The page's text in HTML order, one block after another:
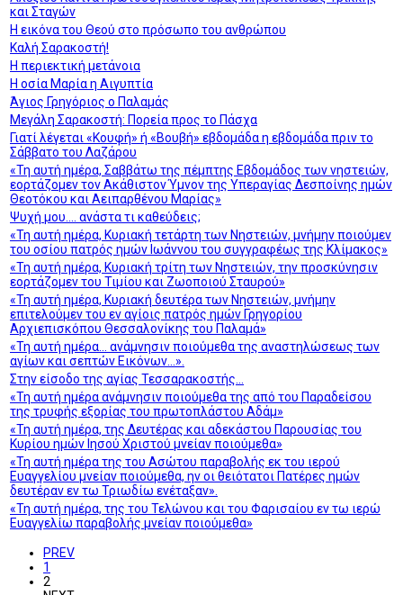
και Σταγών
Η εικόνα του Θεού στο πρόσωπο του ανθρώπου
Καλή Σαρακοστή!
Η περιεκτική μετάνοια
Η οσία Μαρία η Αιγυπτία
Άγιος Γρηγόριος ο Παλαμάς
Μεγάλη Σαρακοστή: Πορεία προς το Πάσχα
Γιατί λέγεται «Κουφή» ή «Βουβή» εβδομάδα η εβδομάδα πριν το
Σάββατο του Λαζάρου
«Τη αυτή ημέρα, Σαββάτω της πέμπτης Εβδομάδος των νηστειών,
εορτάζομεν τον Ακάθιστον Ύμνον της Υπεραγίας Δεσποίνης ημών
Θεοτόκου και Αειπαρθένου Μαρίας»
Ψυχή μου…. ανάστα τι καθεύδεις;
«Τη αυτή ημέρα, Κυριακή τετάρτη των Νηστειών, μνήμην ποιούμεν
του οσίου πατρός ημών Ιωάννου του συγγραφέως της Κλίμακος»
«Τη αυτή ημέρα, Κυριακή τρίτη των Νηστειών, την προσκύνησιν
εορτάζομεν του Τιμίου και Ζωοποιού Σταυρού»
«Τη αυτή ημέρα, Κυριακή δευτέρα των Νηστειών, μνήμην
επιτελούμεν του εν αγίοις πατρός ημών Γρηγορίου
Αρχιεπισκόπου Θεσσαλονίκης του Παλαμά»
«Τη αυτή ημέρα… ανάμνησιν ποιούμεθα της αναστηλώσεως των
αγίων και σεπτών Εικόνων…».
Στην είσοδο της αγίας Τεσσαρακοστής…
«Τη αυτή ημέρα ανάμνησιν ποιούμεθα της από του Παραδείσου
της τρυφής εξορίας του πρωτοπλάστου Αδάμ»
«Τη αυτή ημέρα, της Δευτέρας και αδεκάστου Παρουσίας του
Κυρίου ημών Ιησού Χριστού μνείαν ποιούμεθα»
«Τη αυτή ημέρα της του Ασώτου παραβολής εκ του ιερού
Ευαγγελίου μνείαν ποιούμεθα, ην οι θειότατοι Πατέρες ημών
δευτέραν εν τω Τριωδίω ενέταξαν».
«Τη αυτή ημέρα, της του Τελώνου και του Φαρισαίου εν τω ιερώ
Ευαγγελίω παραβολής μνείαν ποιούμεθα»
PREV
1
2